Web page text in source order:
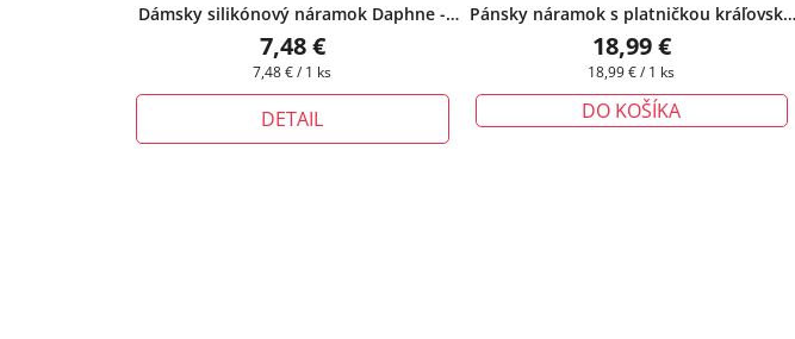
Dámsky silikónový náramok Daphne -
+ darčeková krabička zadarmo
7,48 €
Jednotková
7,48 € / 1 ks
DETAIL
Pánsky náramok s platničkou kráľovský
darčeková krabička zadarmo
18,99 €
Jednotková
18,99 € / 1 ks
DO KOŠÍKA